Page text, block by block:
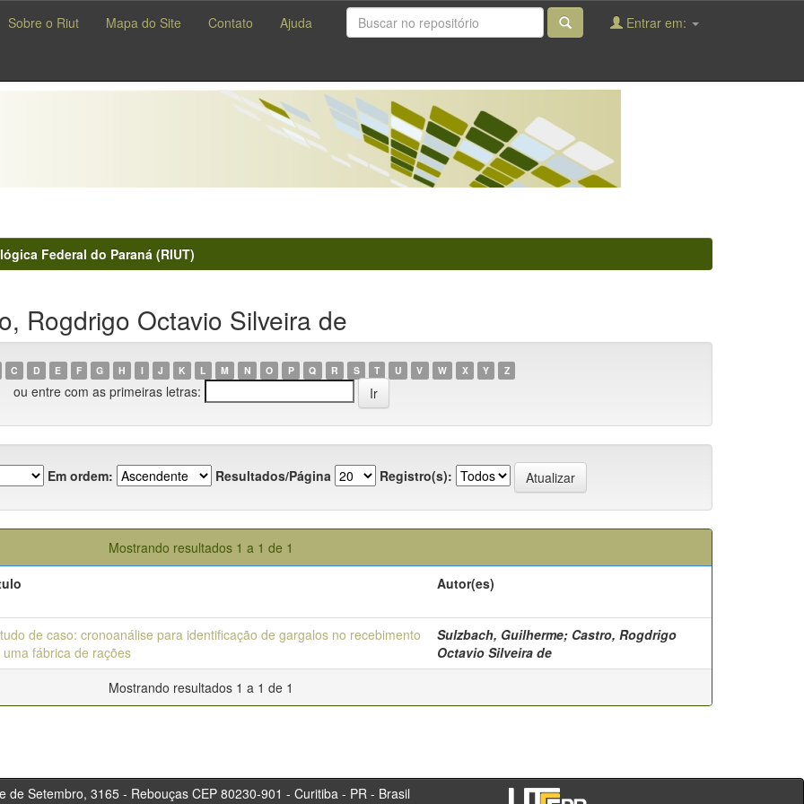
Sobre o Riut Mapa do Site Contato Ajuda Entrar em:
Federal do Paraná (RIUT)
Rogdrigo Octavio Silveira de
C D E F G H I J K L M N O P Q R S T U V W X Y Z
ou entre com as primeiras letras:
Em ordem: Resultados/Página Registro(s):
Mostrando resultados 1 a 1 de 1
Autor(es)
de caso: cronoanálise para identificação de gargalos no recebimento
uma fábrica de rações
Sulzbach, Guilherme; Castro, Rogdrigo
Octavio Silveira de
Mostrando resultados 1 a 1 de 1
3165 - Rebouças CEP 80230-901 - Curitiba - PR - Brasil